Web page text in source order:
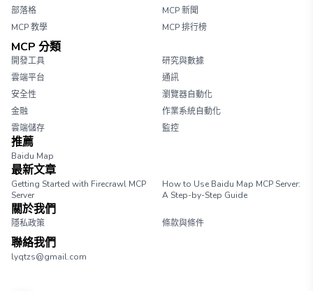
部落格
MCP 新聞
MCP 教學
MCP 排行榜
MCP 分類
開發工具
研究與數據
雲端平台
通訊
安全性
瀏覽器自動化
金融
作業系統自動化
雲端儲存
監控
推薦
Baidu Map
最新文章
Getting Started with Firecrawl MCP
Server
How to Use Baidu Map MCP Server:
A Step-by-Step Guide
關於我們
隱私政策 條款與條件
聯絡我們
lyqtzs@gmail.com